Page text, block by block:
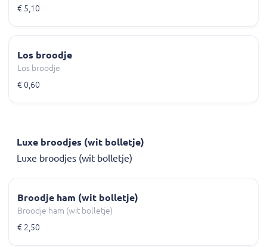
€ 5,10
Los broodje
Los broodje
€ 0,60
Luxe broodjes (wit bolletje)
Luxe broodjes (wit bolletje)
Broodje ham (wit bolletje)
Broodje ham (wit bolletje)
€ 2,50